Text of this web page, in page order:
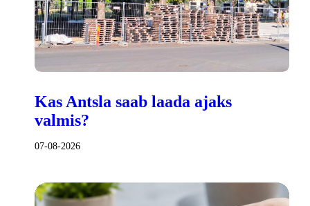
Kas Antsla saab laada ajaks
valmis?
07-08-2026